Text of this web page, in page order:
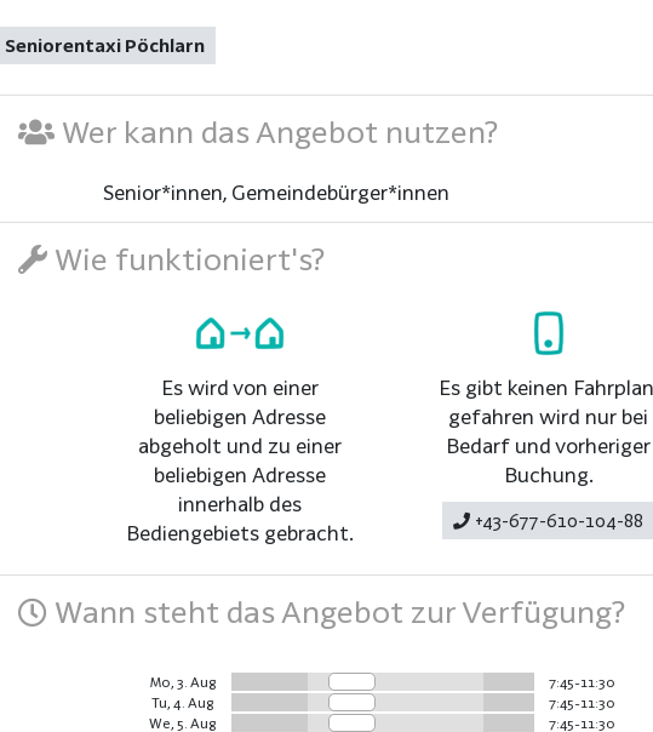
Seniorentaxi Pöchlarn
Wer kann das Angebot nutzen?
Senior*innen, Gemeindebürger*innen
Wie funktioniert's?
Es wird von einer
beliebigen Adresse
abgeholt und zu einer
beliebigen Adresse
innerhalb des
Bediengebiets gebracht.
Es gibt keinen
gefahren wird nur bei
Bedarf und vorheriger
Buchung.
+43-677-610-104-88
Wann steht das Angebot zur Verfügung?
Mo, 3. Aug
7:45-11:30
Tu, 4. Aug
7:45-11:30
We, 5. Aug
7:45-11:30